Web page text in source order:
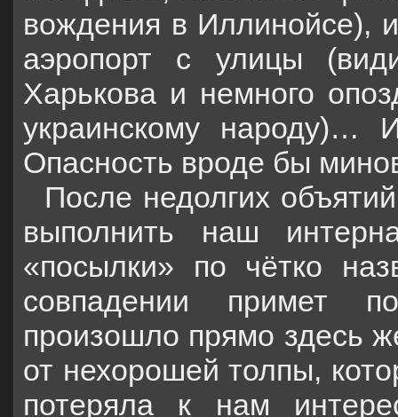
вождения в Иллинойсе),
аэропорт с улицы
Харькова и немного
украинскому
Опасность вроде бы
После недолгих
выполнить наш
«посылки» по чётко
совпадении примет
произошло прямо здесь
от нехорошей толпы,
потеряла к нам